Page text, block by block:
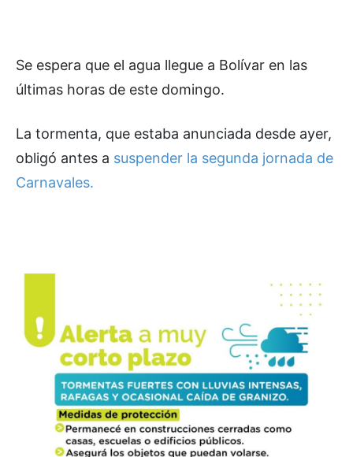
Se espera que el agua llegue a Bolívar en las
últimas horas de este domingo.
La tormenta, que estaba anunciada desde ayer,
obligó antes a suspender la segunda jornada de
Carnavales.